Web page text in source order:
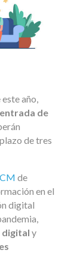
año,
de
de tres
de
en el
digital
digital y